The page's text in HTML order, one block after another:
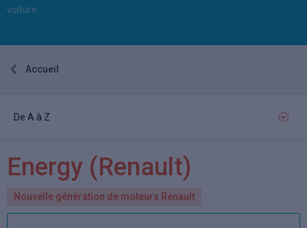
voiture.
Accueil
De A à Z
Energy (Renault)
Nouvelle génération de moteurs Renault